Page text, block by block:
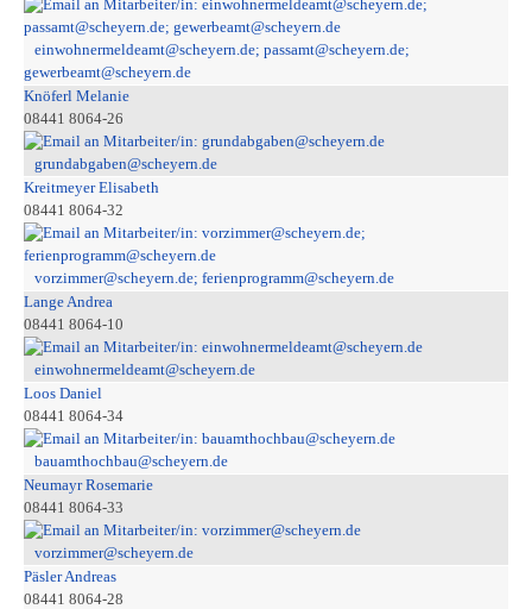
einwohnermeldeamt@scheyern.de; passamt@scheyern.de;
gewerbeamt@scheyern.de
Knöferl Melanie
08441 8064-26
grundabgaben@scheyern.de
Kreitmeyer Elisabeth
08441 8064-32
vorzimmer@scheyern.de; ferienprogramm@scheyern.de
Lange Andrea
08441 8064-10
einwohnermeldeamt@scheyern.de
Loos Daniel
08441 8064-34
bauamthochbau@scheyern.de
Neumayr Rosemarie
08441 8064-33
vorzimmer@scheyern.de
Päsler Andreas
08441 8064-28